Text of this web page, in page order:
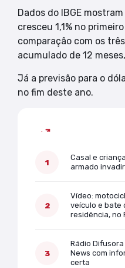
Dados do IBGE
cresceu 1,1% no
comparação com os
acumulado de 12
Já a previsão para o
no fim deste ano.
Casal e
armado
Vídeo:
veículo e bate
residência, no
Rádio
News com
certa